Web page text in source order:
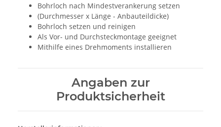
Bohrloch nach Mindestverankerung setzen
(Durchmesser x Länge - Anbauteildicke)
Bohrloch setzen und reinigen
Als Vor- und Durchsteckmontage geeignet
Mithilfe eines Drehmoments installieren
Angaben zur
Produktsicherheit